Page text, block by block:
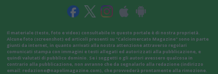
Il materiale (testo, foto e video) consultabile in questo portale è di nostra proprietà.
Alcune foto (screenshot) ed articoli presenti su "Calciomercato Magazine" sono in parte
giunti da internet, in quanto arrivati alla nostra attenzione attraverso regolari
comunicati stampa con immagini e testi allegati ed autorizzati alla pubblicazione, e
quindi valutati di pubblico dominio. Se i soggetti o gli autori avessero qualcosa in
contrario alla pubblicazione, non avranno che da segnalarlo alla redazione (indirizzo
email: redazione@napolimagazine.com), che provvederà prontamente alla rimozione.